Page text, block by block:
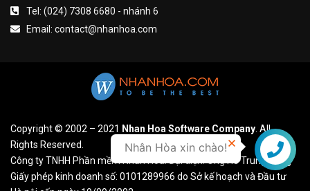
Tel: (024) 7308 6680 - nhánh 6
Email: contact@nhanhoa.com
Copyright © 2002 – 2021 Nhan Hoa Software Company. All
Rights Reserved.
Công ty TNHH Phần mềm Nhân Hòa. Đại diện: Ông Hồ Trung Dũng
Giấy phép kinh doanh số: 0101289966 do Sở kế hoạch và Đầu tư
Liên hệ
Nhân Hòa xin chào!